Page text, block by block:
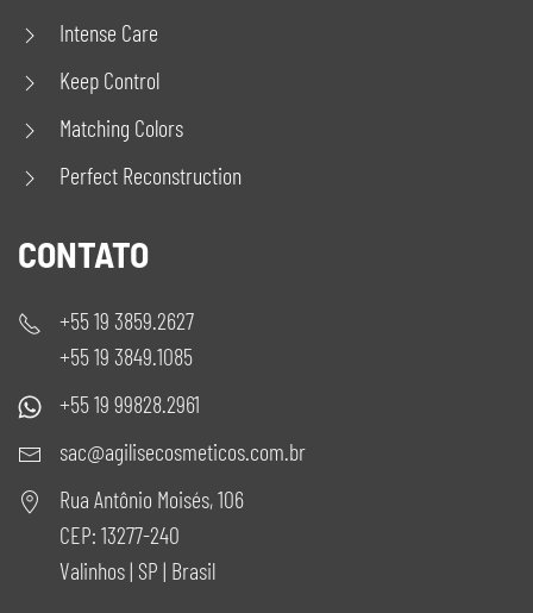
Intense Care
Keep Control
Matching Colors
Perfect Reconstruction
CONTATO
+55 19 3859.2627
+55 19 3849.1085
+55 19 99828.2961
sac@agilisecosmeticos.com.br
Rua Antônio Moisés, 106
CEP: 13277-240
Valinhos | SP | Brasil